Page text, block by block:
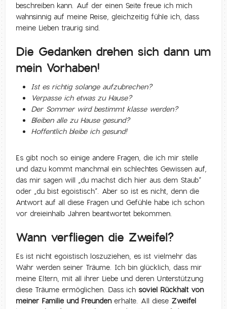
beschreiben kann. Auf der einen Seite freue ich mich
wahnsinnig auf meine Reise, gleichzeitig fühle ich, dass
meine Lieben traurig sind.
Die Gedanken drehen sich dann um
mein Vorhaben!
Ist es richtig solange aufzubrechen?
Verpasse ich etwas zu Hause?
Der Sommer wird bestimmt klasse werden?
Bleiben alle zu Hause gesund?
Hoffentlich bleibe ich gesund!
Es gibt noch so einige andere Fragen, die ich mir stelle
und dazu kommt manchmal ein schlechtes Gewissen auf,
das mir sagen will „du machst dich hier aus dem Staub“
oder „du bist egoistisch“. Aber so ist es nicht, denn die
Antwort auf all diese Fragen und Gefühle habe ich schon
vor dreieinhalb Jahren beantwortet bekommen.
Wann verfliegen die Zweifel?
Es ist nicht egoistisch loszuziehen, es ist vielmehr das
Wahr werden seiner Träume. Ich bin glücklich, dass mir
meine Eltern, mit all ihrer Liebe und deren Unterstützung
diese Träume ermöglichen. Dass ich soviel Rückhalt von
meiner Familie und Freundenerhalte. All diese Zweifel